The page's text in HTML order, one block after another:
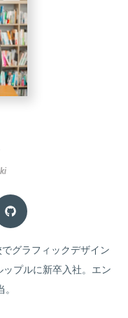
グラフィックデザイン
プルに新卒入社。エン